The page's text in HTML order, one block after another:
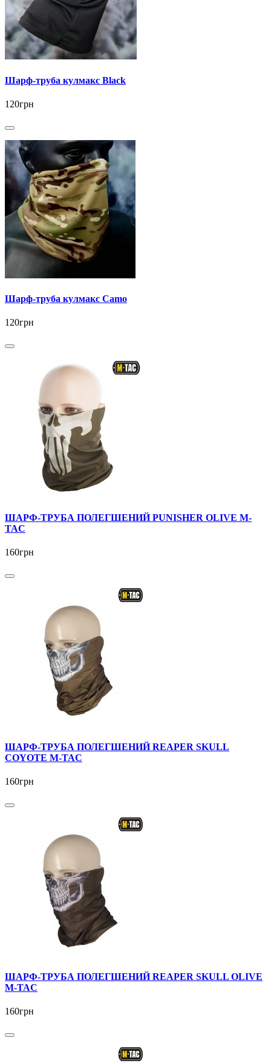
Шарф-труба кулмакс Black
120грн
Шарф-труба кулмакс Camo
120грн
ШАРФ-ТРУБА ПОЛЕГШЕНИЙ PUNISHER OLIVE M-
TAC
160грн
ШАРФ-ТРУБА ПОЛЕГШЕНИЙ REAPER SKULL
COYOTE M-TAC
160грн
ШАРФ-ТРУБА ПОЛЕГШЕНИЙ REAPER SKULL OLIVE
M-TAC
160грн